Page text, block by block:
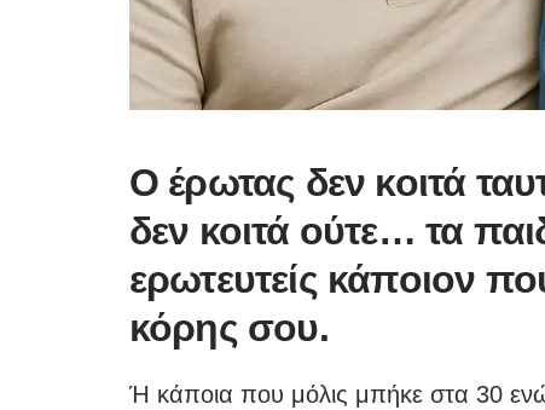
Ο έρωτας δεν κοιτά
δεν κοιτά ούτε… τα
ερωτευτείς κάποιον
κόρης σου.
Ή κάποια που μόλις μπήκε στα 30